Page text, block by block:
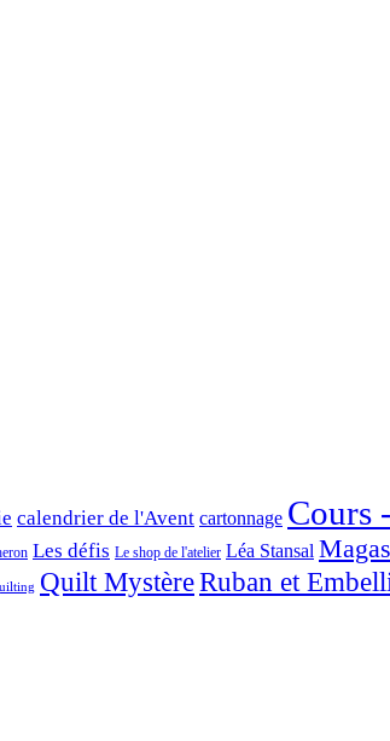
calendrier de l'Avent cartonnage Cours
Les défis Le shop de l'atelier Léa Stansal
Quilt MystèreRuban et